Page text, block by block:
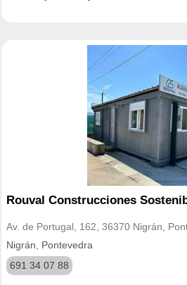
Rouval Construcciones
Av. de Portugal, 162, 36370 Nigrán,
Nigrán, Pontevedra
691 34 07 88